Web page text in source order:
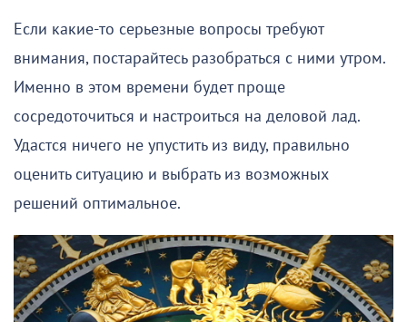
Если какие-то серьезные вопросы требуют
внимания, постарайтесь разобраться с ними утром.
Именно в этом времени будет проще
сосредоточиться и настроиться на деловой лад.
Удастся ничего не упустить из виду, правильно
оценить ситуацию и выбрать из возможных
решений оптимальное.